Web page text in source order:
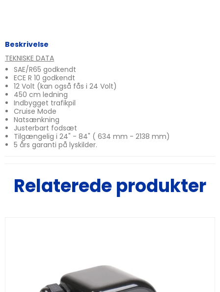
Beskrivelse
TEKNISKE DATA
SAE/R65 godkendt
ECE R 10 godkendt
12 Volt (kan også fås i 24 Volt)
450 cm ledning
Indbygget trafikpil
Cruise Mode
Natsænkning
Justerbart fodsæt
Tilgængelig i 24" - 84" ( 634 mm - 2138 mm)
5 års garanti på lyskilder.
Relaterede produkter